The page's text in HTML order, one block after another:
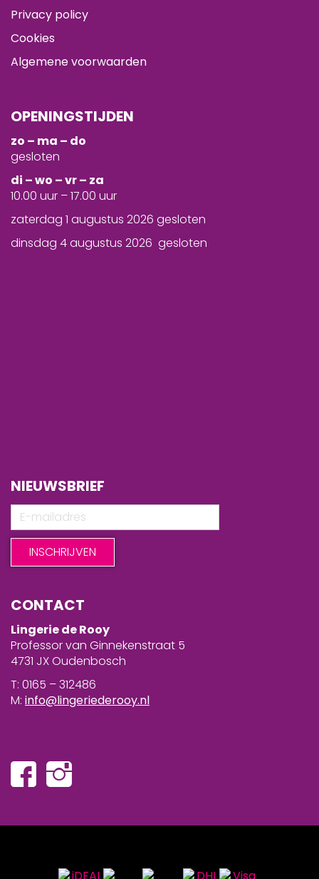
Privacy policy
Cookies
Algemene voorwaarden
OPENINGSTIJDEN
zo – ma – do
gesloten
di – wo – vr – za
10.00 uur – 17.00 uur
zaterdag 1 augustus 2026 gesloten
dinsdag 4 augustus 2026 gesloten
NIEUWSBRIEF
CONTACT
Lingerie de Rooy
Professor van Ginnekenstraat 5
4731 JX Oudenbosch
T: 0165 – 312486
M: info@lingeriederooy.nl